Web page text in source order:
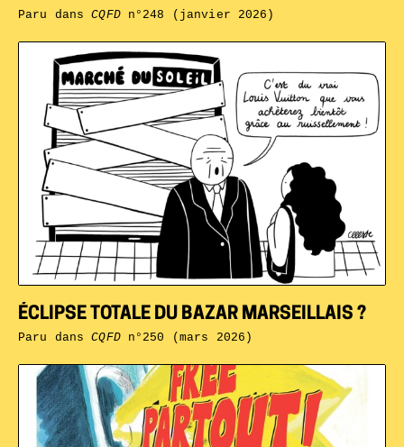
ÉCLIPSE TOTALE DU BAZAR MARSEILLAIS ?
Paru dansCQFDn°250 (mars 2026)
Paru dansCQFDn°248 (janvier 2026)